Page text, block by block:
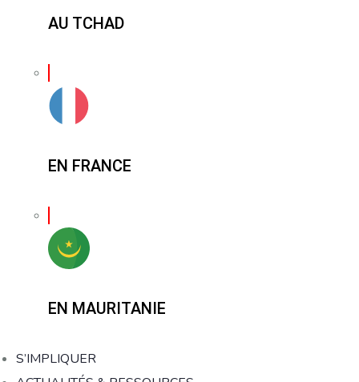
AU TCHAD
EN FRANCE
EN MAURITANIE
S’IMPLIQUER